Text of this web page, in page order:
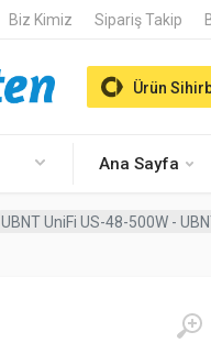
Biz Kimiz Sipariş Takip
Ana Sayfa
Ürün
UBNT UniFi US-48-500W -